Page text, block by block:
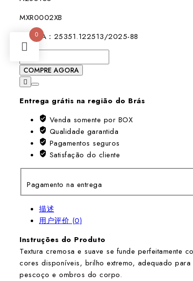
MXR0002XB
ANVISA：25351.122513/2025-88
A280136-
Bastão
de
contorno
e
iluminação
longa
duração
量
COMPRE AGORA
Entrega grátis na região do Brás
Venda somente por BOX
Qualidade garantida
Pagamentos seguros
Satisfação do cliente
Pagamento na entrega
描述
用户评价 (0)
Instruções do Produto
Textura cremosa e suave se funde
cores disponíveis, brilho extremo, adequado
pescoço e ombros do corpo.
0